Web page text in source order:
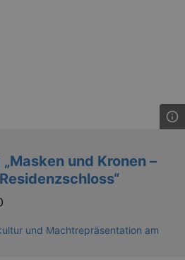
und Kronen –
und Machtrepräsentation am